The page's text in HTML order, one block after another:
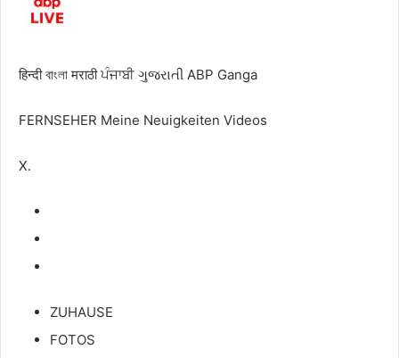
हिन्दीবাংলাमराठीਪੰਜਾਬੀ ગુજરાતી ABP Ganga
FERNSEHER Meine Neuigkeiten Videos
X.
ZUHAUSE
FOTOS